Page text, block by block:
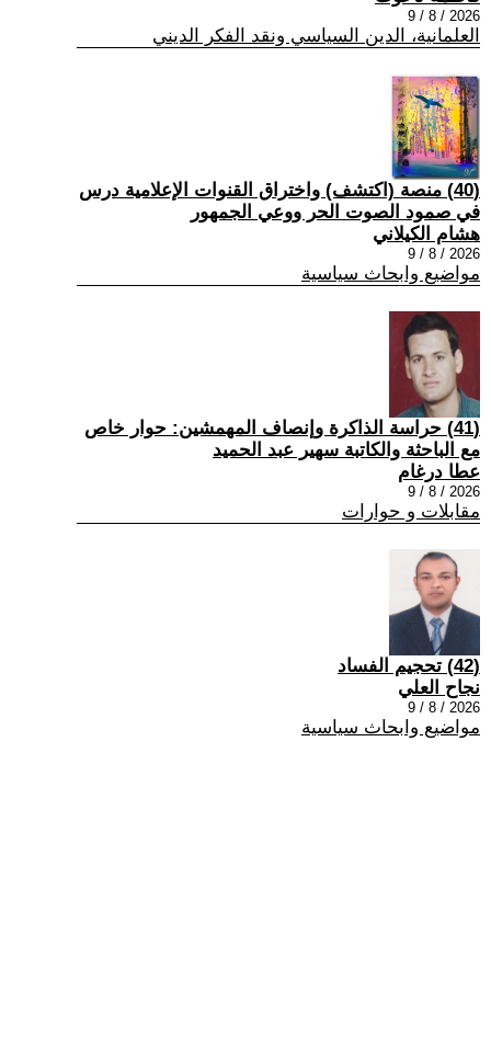
2026 / 8 / 9
العلمانية، الدين السياسي ونقد الفكر الديني
(40) منصة (اكتشف) واختراق القنوات الإعلامية درس
في صمود الصوت الحر ووعي الجمهور
هشام الكيلاني
2026 / 8 / 9
مواضيع وابحاث سياسية
(41) حراسة الذاكرة وإنصاف المهمشين: حوار خاص
مع الباحثة والكاتبة سهير عبد الحميد
عطا درغام
2026 / 8 / 9
مقابلات و حوارات
(42) تحجيم الفساد
نجاح العلي
2026 / 8 / 9
مواضيع وابحاث سياسية